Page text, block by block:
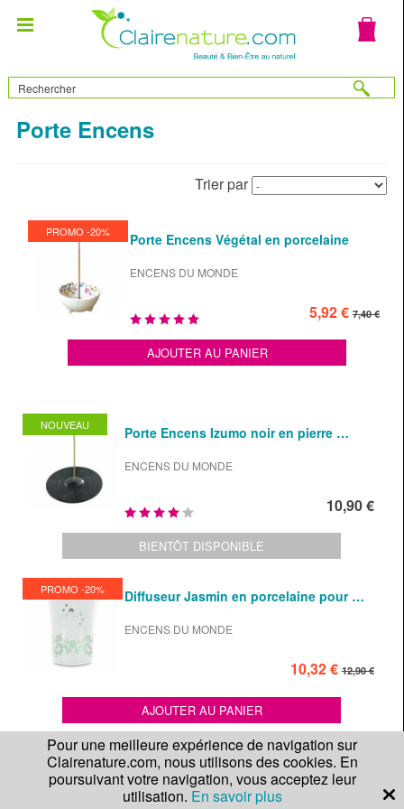
Porte Encens
Trier par
PROMO -20% Porte Encens Végétal en porcelaine
ENCENS DU MONDE
5,92 € 7,40 €
AJOUTER AU PANIER
NOUVEAU Porte Encens Izumo noir en pierre …
ENCENS DU MONDE
10,90 €
BIENTÔT DISPONIBLE
PROMO -20% Diffuseur Jasmin en porcelaine pour …
ENCENS DU MONDE
10,32 € 12,90 €
AJOUTER AU PANIER
Porte Encens Ikône pour cônes …
ENCENS DU MONDE
Pour une meilleure expérience de navigation sur
Clairenature.com, nous utilisons des cookies. En
poursuivant votre navigation, vous acceptez leur
utilisation. En savoir plus